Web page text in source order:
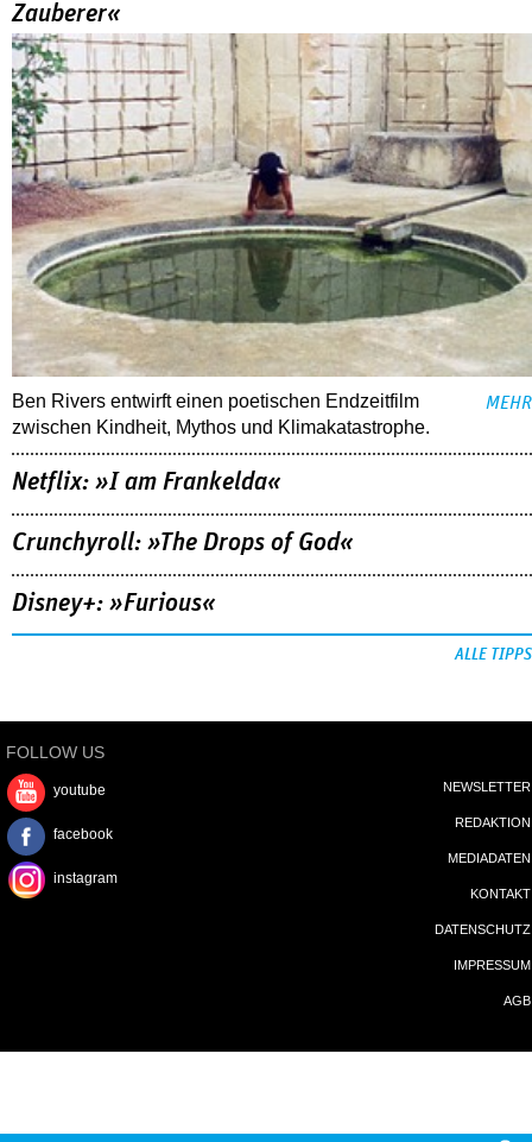
Zauberer«
Ben Rivers entwirft einen poetischen Endzeitfilm
zwischen Kindheit, Mythos und Klimakatastrophe.
MEHR
Netflix: »I am Frankelda«
Crunchyroll: »The Drops of God«
Disney+: »Furious«
ALLE TIPPS
FOLLOW US
youtube
facebook
instagram
NEWSLETTER
REDAKTION
MEDIADATEN
KONTAKT
DATENSCHUTZ
IMPRESSUM
AGB